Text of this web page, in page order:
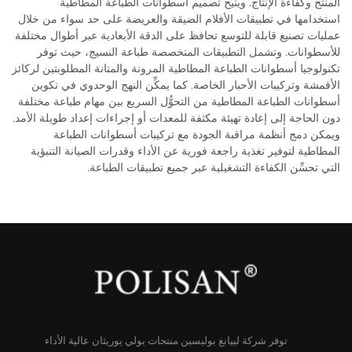
استخدامها في تطبيقات الأفلام الضيقة والعريضة على حد سواء من خلال
عمليات تصنيع قابلة للتوسع تحافظ على الدقة الأبعادية عبر أطوال مختلفة
للأسطوانات. وتشمل التطبيقات المتخصصة طباعة النسيج، حيث توفر
تكنولوجيا أسطوانات الطباعة المطاطية المرونة والمتانة المطلوبتين لركائز
الأقمشة وتركيبات الأحبار الخاصة. كما يمكِّن النهج الوحدوي في تكوين
أسطوانات الطباعة المطاطية من التحوُّل السريع بين مهام طباعة مختلفة
دون الحاجة إلى إعادة تهيئة مكثفة للمعدات أو إجراءات إعداد طويلة الأمد.
ويمكن دمج أنظمة مراقبة الجودة مع تركيبات أسطوانات الطباعة
المطاطية لتوفير تغذية راجعة فورية عن الأداء وقدرات الصيانة التنبؤية
التي تحسِّن الكفاءة التشغيلية عبر جميع تطبيقات الطباعة.
توفر شركة لييانغ بوليسين منتجات بولي يوريثان عالية الأداء